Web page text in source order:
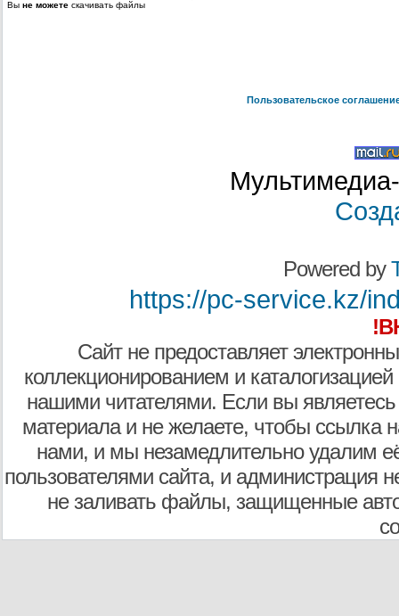
Вы не можете скачивать файлы
Пользовательское
Powered by
https://pc-service.kz/
Сайт не предоставляет
коллекционированием и
нашими читателями. Если вы являетесь
материала и не желаете, чтобы ссылка
нами, и мы незамедлительно удалим
пользователями сайта, и администрация
не заливать файлы, защищенные